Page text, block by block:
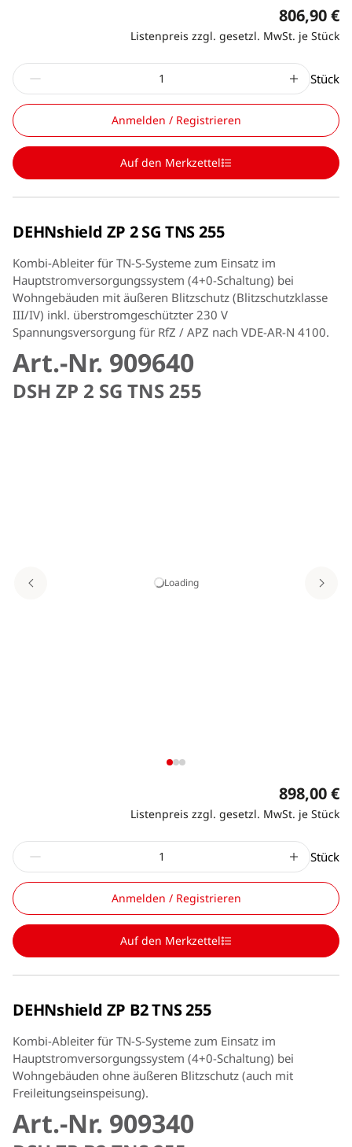
806,90 €
Listenpreis zzgl. gesetzl. MwSt. je Stück
Stück
Anmelden / Registrieren
Auf den Merkzettel
DEHNshield ZP 2 SG TNS 255
Kombi-Ableiter für TN-S-Systeme zum Einsatz im
Hauptstromversorgungssystem (4+0-Schaltung) bei
Wohngebäuden mit äußeren Blitzschutz (Blitzschutzklasse
III/IV) inkl. überstromgeschützter 230 V
Spannungsversorgung für RfZ / APZ nach VDE-AR-N 4100.
Art.-Nr. 909640
DSH ZP 2 SG TNS 255
Loading
898,00 €
Listenpreis zzgl. gesetzl. MwSt. je Stück
Stück
Anmelden / Registrieren
Auf den Merkzettel
DEHNshield ZP B2 TNS 255
Kombi-Ableiter für TN-S-Systeme zum Einsatz im
Hauptstromversorgungssystem (4+0-Schaltung) bei
Wohngebäuden ohne äußeren Blitzschutz (auch mit
Freileitungseinspeisung).
Art.-Nr. 909340